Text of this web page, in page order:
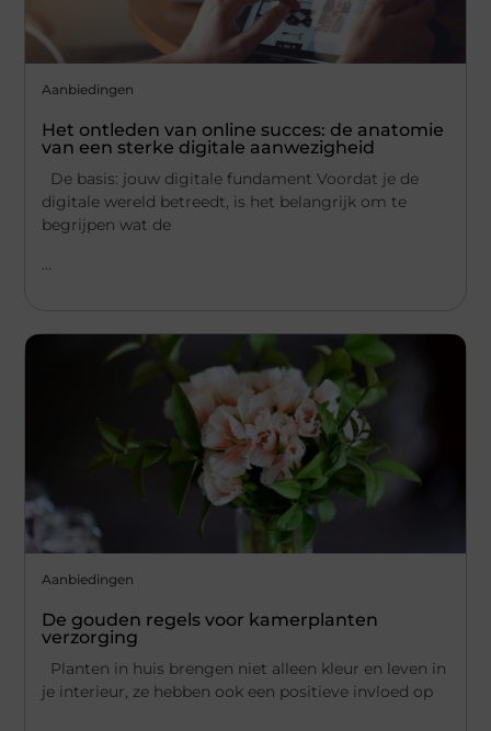
Aanbiedingen
Het ontleden van online succes: de anatomie
van een sterke digitale aanwezigheid
De basis: jouw digitale fundament Voordat je de
digitale wereld betreedt, is het belangrijk om te
begrijpen wat de
...
Aanbiedingen
De gouden regels voor kamerplanten
verzorging
Planten in huis brengen niet alleen kleur en leven in
je interieur, ze hebben ook een positieve invloed op